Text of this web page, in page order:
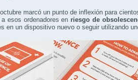
marcó un punto de inflexión para
esos ordenadores en riesgo de
en un dispositivo nuevo o seguir utilizando